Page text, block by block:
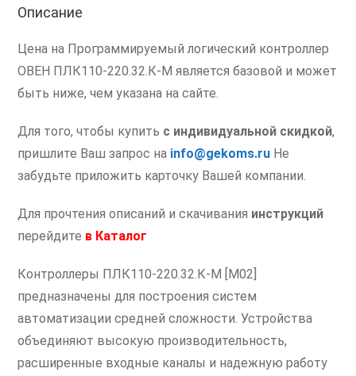
Описание
Цена на Программируемый логический контроллер
ОВЕН ПЛК110-220.32.К-М является базовой и может
быть ниже, чем указана на сайте.
Для того, чтобы купить с индивидуальной скидкой,
пришлите Ваш запрос на info@gekoms.ru Не
забудьте приложить карточку Вашей компании.
Для прочтения описаний и скачивания инструкций
перейдите в Каталог
Контроллеры ПЛК110-220.32.К-М [М02]
предназначены для построения систем
автоматизации средней сложности. Устройства
объединяют высокую производительность,
расширенные входные каналы и надежную работу